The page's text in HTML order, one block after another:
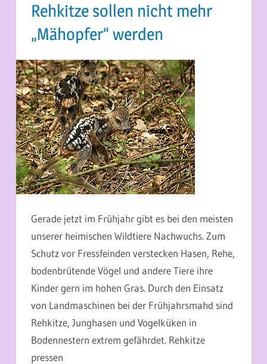
Rehkitze sollen nicht mehr
„Mähopfer“ werden
17. APRIL 2014
MARTINA BERG
Gerade jetzt im Frühjahr gibt es bei den meisten
unserer heimischen Wildtiere Nachwuchs. Zum
Schutz vor Fressfeinden verstecken Hasen, Rehe,
bodenbrütende Vögel und andere Tiere ihre
Kinder gern im hohen Gras. Durch den Einsatz
von Landmaschinen bei der Frühjahrsmahd sind
Rehkitze, Junghasen und Vogelküken in
Bodennestern extrem gefährdet. Rehkitze
pressen